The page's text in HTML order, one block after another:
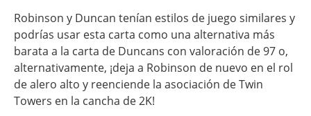
Robinson y Duncan tenían estilos de juego similares y
podrías usar esta carta como una alternativa más
barata a la carta de Duncans con valoración de 97 o,
alternativamente, ¡deja a Robinson de nuevo en el rol
de alero alto y reenciende la asociación de Twin
Towers en la cancha de 2K!